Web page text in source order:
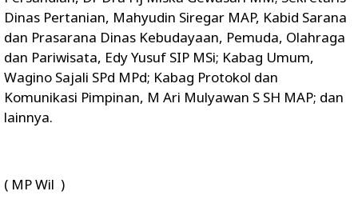
Dinas Pertanian, Mahyudin Siregar MAP, Kabid Sarana
dan Prasarana Dinas Kebudayaan, Pemuda, Olahraga
dan Pariwisata, Edy Yusuf SIP MSi; Kabag Umum,
Wagino Sajali SPd MPd; Kabag Protokol dan
Komunikasi Pimpinan, M Ari Mulyawan S SH MAP; dan
lainnya.
( MP Wil )